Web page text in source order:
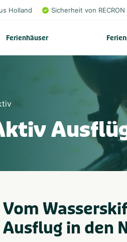
Holland Sicherheit von RECRON
Ferienhäuser
Vom
Ausflug in den